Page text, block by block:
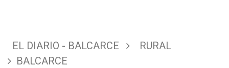
EL DIARIO - BALCARCE
RURAL
BALCARCE